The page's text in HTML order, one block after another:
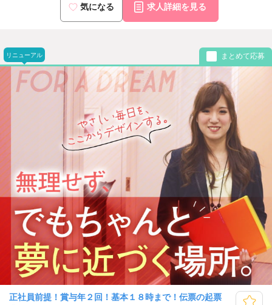
気になる 求人詳細を見る
リニューアル まとめて応募
正社員前提！賞与年２回！基本１８時まで！伝票の起票